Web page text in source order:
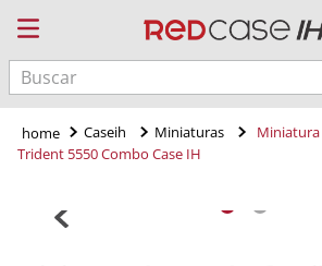
Buscar
Caseih Miniaturas
Trident 5550 Combo Case IH